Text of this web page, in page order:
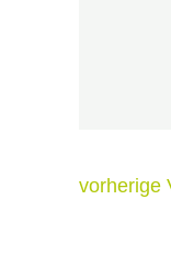
vorherige